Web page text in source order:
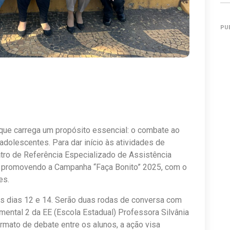
carrega um propósito essencial: o combate ao
Para dar início às atividades de
de Referência Especializado de Assistência
a Campanha “Faça Bonito” 2025, com o
dias 12 e 14. Serão duas rodas de conversa com
2 da EE (Escola Estadual) Professora Silvânia
de debate entre os alunos, a ação visa